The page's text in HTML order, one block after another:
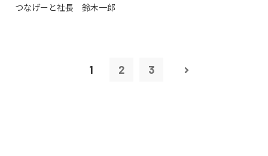
つなげーと社長 鈴木一郎
1 2 3